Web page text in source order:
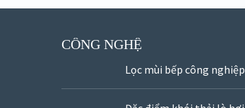
CÔNG NGHỆ
Lọc mùi bếp công nghiệp